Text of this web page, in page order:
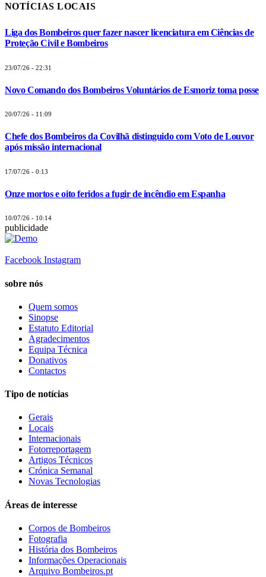
NOTÍCIAS LOCAIS
Liga dos Bombeiros quer fazer nascer licenciatura em Ciências de
Proteção Civil e Bombeiros
23/07/26 - 22:31
Novo Comando dos Bombeiros Voluntários de Esmoriz toma posse
20/07/26 - 11:09
Chefe dos Bombeiros da Covilhã distinguido com Voto de Louvor
após missão internacional
17/07/26 - 0:13
Onze mortos e oito feridos a fugir de incêndio em Espanha
10/07/26 - 10:14
publicidade
Facebook Instagram
sobre nós
Quem somos
Sinopse
Estatuto Editorial
Agradecimentos
Equipa Técnica
Donativos
Contactos
Tipo de notícias
Gerais
Locais
Internacionais
Fotorreportagem
Artigos Técnicos
Crónica Semanal
Novas Tecnologias
Áreas de interesse
Corpos de Bombeiros
Fotografia
História dos Bombeiros
Informações Operacionais
Arquivo Bombeiros.pt